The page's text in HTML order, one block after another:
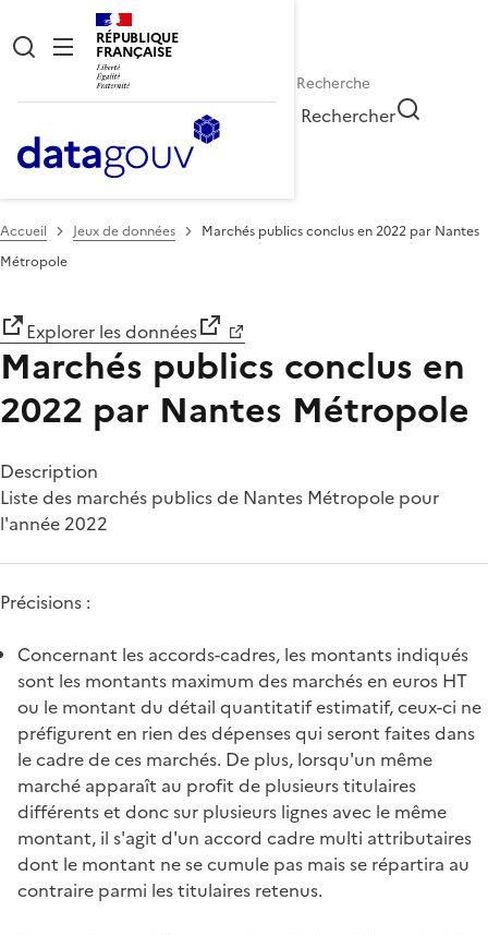
RÉPUBLIQUE
FRANÇAISE
Rechercher
Accueil Jeux de données
Marchés publics conclus en 2022 par Nantes
Métropole
Explorer les données
Marchés publics conclus en
2022 par Nantes Métropole
Description
Liste des marchés publics de Nantes Métropole pour
l'année 2022
Précisions :
Concernant les accords-cadres, les montants indiqués
sont les montants maximum des marchés en euros HT
ou le montant du détail quantitatif estimatif, ceux-ci ne
préfigurent en rien des dépenses qui seront faites dans
le cadre de ces marchés. De plus, lorsqu'un même
marché apparaît au profit de plusieurs titulaires
différents et donc sur plusieurs lignes avec le même
montant, il s'agit d'un accord cadre multi attributaires
dont le montant ne se cumule pas mais se répartira au
contraire parmi les titulaires retenus.